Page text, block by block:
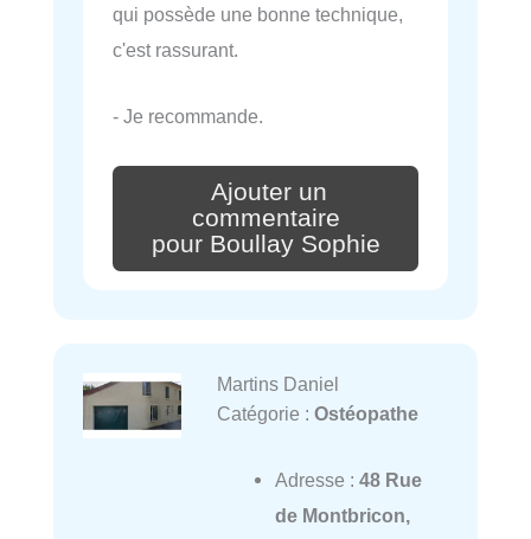
qui possède une bonne technique,
c'est rassurant.
- Je recommande.
Ajouter un
commentaire
pour Boullay Sophie
Martins Daniel
Catégorie : Ostéopathe
Adresse : 48 Rue
de Montbricon,